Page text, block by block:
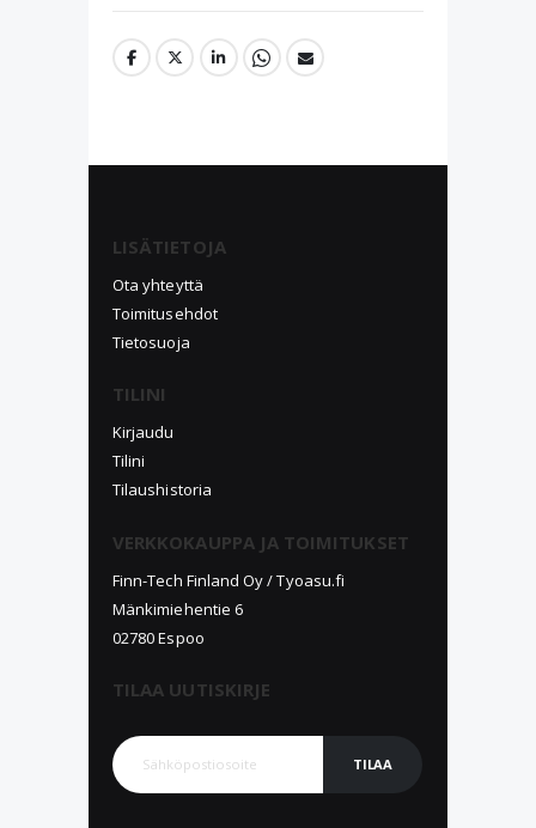
LISÄTIETOJA
Ota yhteyttä
Toimitusehdot
Tietosuoja
TILINI
Kirjaudu
Tilini
Tilaushistoria
VERKKOKAUPPA JA TOIMITUKSET
Finn-Tech Finland Oy / Tyoasu.fi
Mänkimiehentie 6
02780 Espoo
TILAA UUTISKIRJE
TILAA